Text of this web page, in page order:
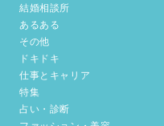
結婚相談所
あるある
その他
ドキドキ
仕事とキャリア
特集
占い・診断